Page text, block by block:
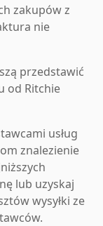
zakupów z
nie
przedstawić
od Ritchie
usług
znalezienie
lub uzyskaj
wysyłki ze